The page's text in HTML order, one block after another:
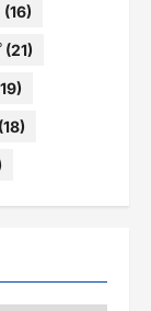
(16)
(21)